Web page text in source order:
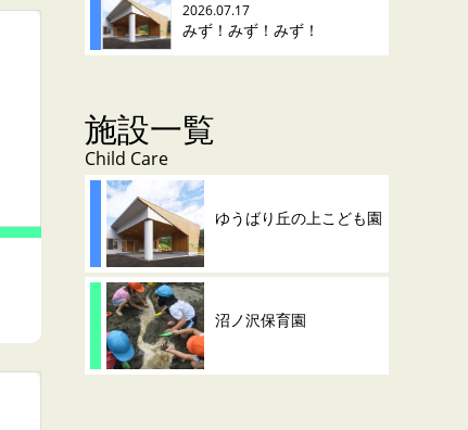
2026.07.17
みず！みず！みず！
施設一覧
Child Care
ゆうばり丘の上こども園
沼ノ沢保育園